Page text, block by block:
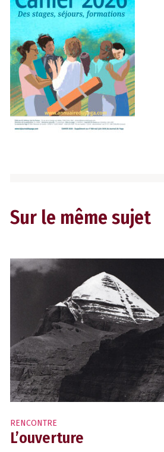
Sur le même sujet
RENCONTRE
L’ouverture